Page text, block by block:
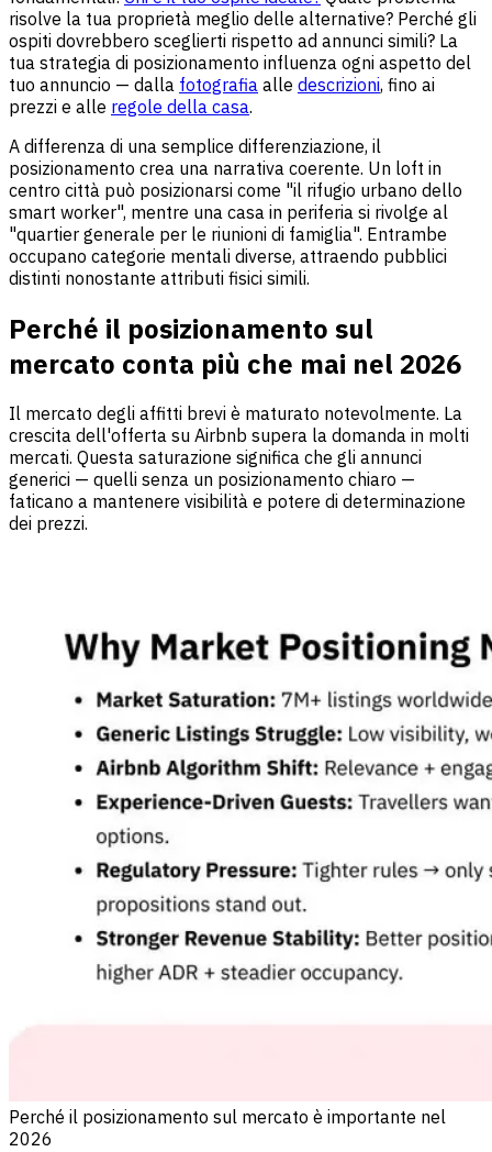
risolve la tua proprietà meglio delle alternative? Perché gli
ospiti dovrebbero sceglierti rispetto ad annunci simili? La
tua strategia di posizionamento influenza ogni aspetto del
tuo annuncio — dalla fotografia alle descrizioni, fino ai
prezzi e alle regole della casa.
A differenza di una semplice differenziazione, il
posizionamento crea una narrativa coerente. Un loft in
centro città può posizionarsi come "il rifugio urbano dello
smart worker", mentre una casa in periferia si rivolge al
"quartier generale per le riunioni di famiglia". Entrambe
occupano categorie mentali diverse, attraendo pubblici
distinti nonostante attributi fisici simili.
Perché il posizionamento sul
mercato conta più che mai nel 2026
Il mercato degli affitti brevi è maturato notevolmente. La
crescita dell'offerta su Airbnb supera la domanda in molti
mercati. Questa saturazione significa che gli annunci
generici — quelli senza un posizionamento chiaro —
faticano a mantenere visibilità e potere di determinazione
dei prezzi.
Perché il posizionamento sul mercato è importante nel
2026